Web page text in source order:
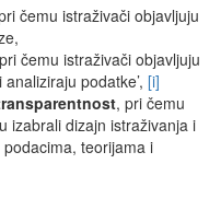
čemu istraživači objavljuju
čemu istraživači objavljuju
podatke’, [i]
, pri čemu
izabrali dizajn istraživanja i
teorijama i